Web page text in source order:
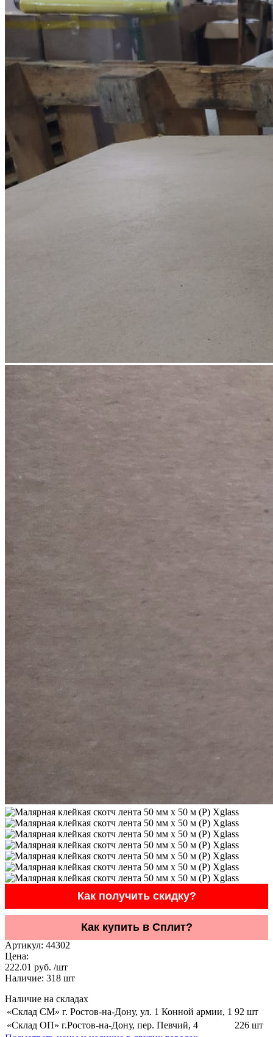
Как получить скидку?
Как купить в Сплит?
Артикул: 44302
Цена:
222.01 руб. /шт
Наличие: 318 шт
Наличие на складах
«Склад СМ» г. Ростов-на-Дону, ул. 1 Конной армии, 1 92 шт
«Склад ОП» г.Ростов-на-Дону, пер. Певчий, 4
226 шт